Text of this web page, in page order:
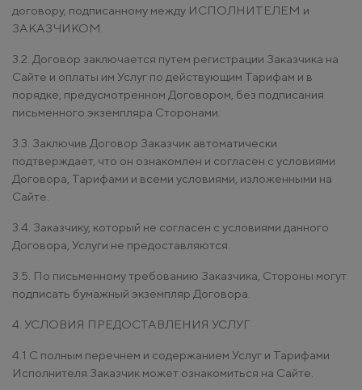
договору, подписанному между ИСПОЛНИТЕЛЕМ и
ЗАКАЗЧИКОМ.
3.2. Договор заключается путем регистрации Заказчика на
Сайте и оплаты им Услуг по действующим Тарифам и в
порядке, предусмотренном Договором, без подписания
письменного экземпляра Сторонами.
3.3. Заключив Договор Заказчик автоматически
подтверждает, что он ознакомлен и согласен с условиями
Договора, Тарифами и всеми условиями, изложенными на
Сайте.
3.4. Заказчику, который не согласен с условиями данного
Договора, Услуги не предоставляются.
3.5. По письменному требованию Заказчика, Стороны могут
подписать бумажный экземпляр Договора.
4. УСЛОВИЯ ПРЕДОСТАВЛЕНИЯ УСЛУГ
4.1 С полным перечнем и содержанием Услуг и Тарифами
Исполнителя Заказчик может ознакомиться на Сайте.